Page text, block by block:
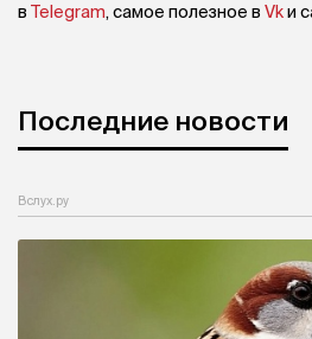
в Telegram, самое полезное в Vkи
Последние новости
Вслух.ру